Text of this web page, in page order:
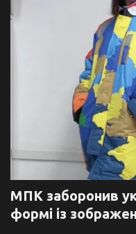
МПК заборонив
формі із